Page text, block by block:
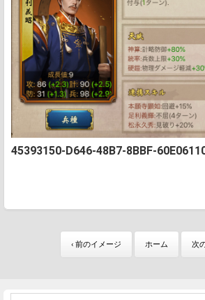
45393150-D646-48B7-8BBF-
‹ 前のイメージ ホーム 次